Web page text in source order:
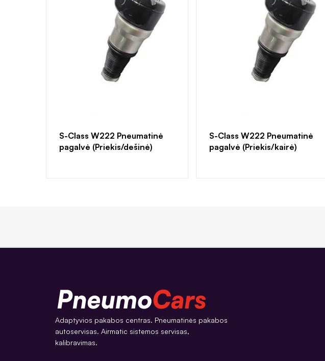
S-Class W222 Pneumatinė
pagalvė (Priekis/dešinė)
S-Class W222 Pneumatinė
pagalvė (Priekis/kairė)
Adaptyvios pakabos centras. Pneumatinės pakabos
autoservisas. Airmatic sistemos servisas,
kalibravimas.